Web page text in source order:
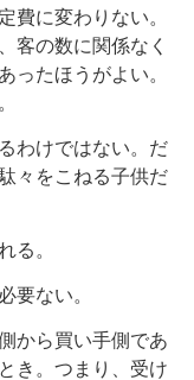
費に変わりない。
客の数に関係なく
ったほうがよい。
わけではない。だ
々をこねる子供だ
る。
ない。
から買い手側であ
き。つまり、受け